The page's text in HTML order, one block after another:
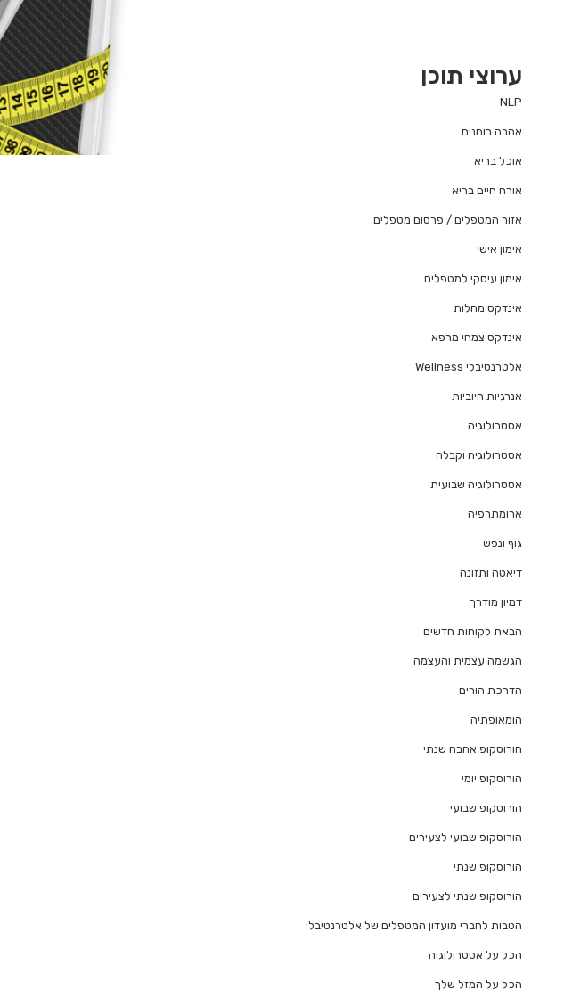
ערוצי תוכן
NLP
אהבה רוחנית
אוכל בריא
אורח חיים בריא
אזור המטפלים / פרסום מטפלים
אימון אישי
אימון עיסקי למטפלים
אינדקס מחלות
אינדקס צמחי מרפא
אלטרנטיבלי Wellness
אנרגיות חיוביות
אסטרולוגיה
אסטרולוגיה וקבלה
אסטרולוגיה שבועית
ארומתרפיה
גוף ונפש
דיאטה ותזונה
דמיון מודרך
הבאת לקוחות חדשים
הגשמה עצמית והעצמה
הדרכת הורים
הומאופתיה
הורוסקופ אהבה שנתי
הורוסקופ יומי
הורוסקופ שבועי
הורוסקופ שבועי לצעירים
הורוסקופ שנתי
הורוסקופ שנתי לצעירים
הטבות לחברי מועדון המטפלים של אלטרנטיבלי
הכל על אסטרולוגיה
הכל על המזל שלך